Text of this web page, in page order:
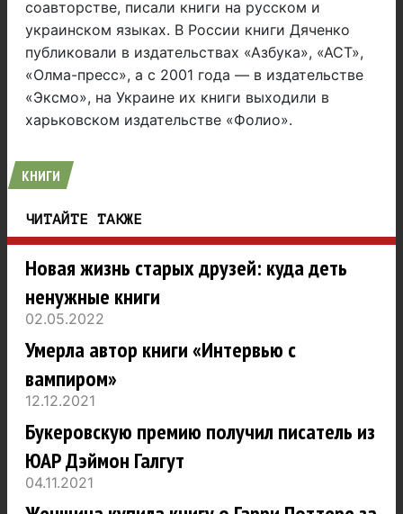
соавторстве, писали книги на русском и
украинском языках. В России книги Дяченко
публиковали в издательствах «Азбука», «АСТ»,
«Олма-пресс», а с 2001 года — в издательстве
«Эксмо», на Украине их книги выходили в
харьковском издательстве «Фолио».
КНИГИ
ЧИТАЙТЕ ТАКЖЕ
Новая жизнь старых друзей: куда деть
ненужные книги
02.05.2022
Умерла автор книги «Интервью с
вампиром»
12.12.2021
Букеровскую премию получил писатель из
ЮАР Дэймон Галгут
04.11.2021